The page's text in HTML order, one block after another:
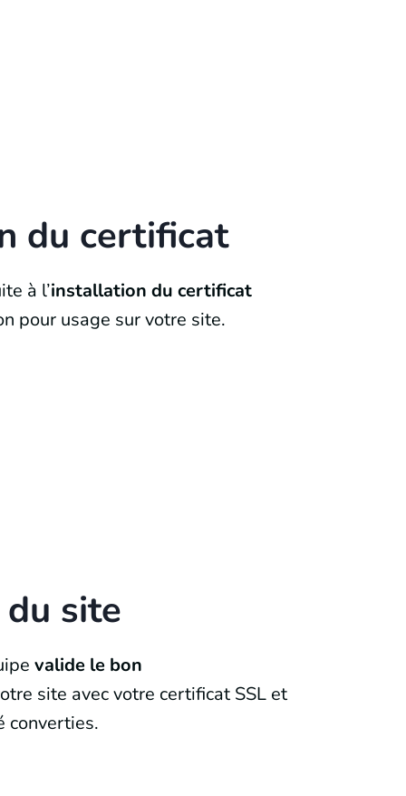
du certificat
à l’installation du certificat
pour usage sur votre site.
site
valide le bon
site avec votre certificat SSL et
converties.